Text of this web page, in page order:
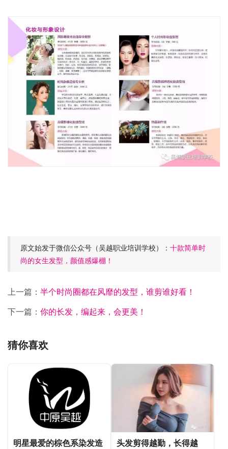
原文始发于微信公众号（吴越职业培训学校）： 十款简单时
尚的女生发型，颜值感爆棚！
上一篇： 半个时尚圈都在风靡的发型，谁剪谁好看！
下一篇： 你的长发，编起来，会更美！
猜你喜欢
明星最爱的棕色系染发造
头发剪得越勤，长得越